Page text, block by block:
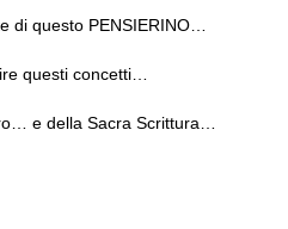
di questo PENSIERINO…
questi concetti…
e della Sacra Scrittura…